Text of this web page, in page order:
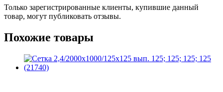
Только зарегистрированные клиенты, купившие данный
товар, могут публиковать отзывы.
Похожие товары